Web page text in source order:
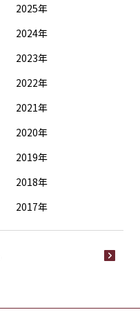
2025年
2024年
2023年
2022年
2021年
2020年
2019年
2018年
2017年